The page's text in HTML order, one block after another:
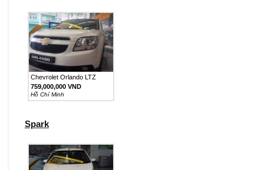
Chevrolet Orlando LTZ
1.8...
759,000,000 VND
Hồ Chí Minh
Spark